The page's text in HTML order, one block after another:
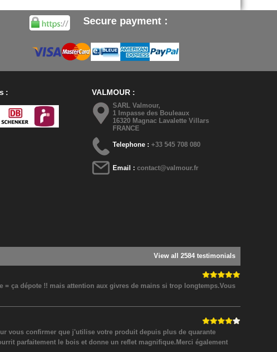
Secure payment :
VALMOUR
SARL Valmour,
1 Impasse des Bouleaux
16320 Magnac Lavalette Villars
FRANCE
Telephone :+33 545 708 080
Email :contact@valmour.fr
View all 2584 testimonials
ça dépote !! mais attention aux givres de mains si trop longtemps.Vous
vous confirmer que j'utilise votre produit depuis plus de quarante
parfaitement le bois et donne un reflet magnifique.Merci également